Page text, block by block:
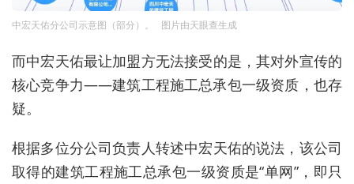
中宏天佑分公司示意图（部分）。 图片由天眼查生成
而中宏天佑最让加盟方无法接受的是，其对外宣传的
核心竞争力——建筑工程施工总承包一级资质，也存
疑。
根据多位分公司负责人转述中宏天佑的说法，该公司
取得的建筑工程施工总承包一级资质是“单网”，即只